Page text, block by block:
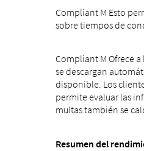
Compliant M Esto
sobre tiempos de
Compliant M Ofrece
se descargan
disponible. Los
permite evaluar las
multas también se
Resumen del